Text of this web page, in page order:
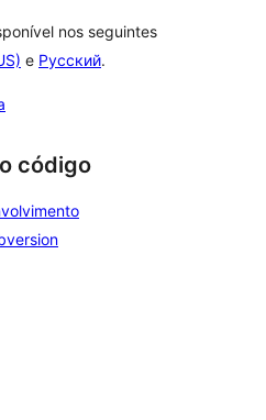
nos seguintes
e Русский.
código